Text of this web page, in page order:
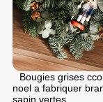
Bougies grises
noel a fabriquer
sapin vertes